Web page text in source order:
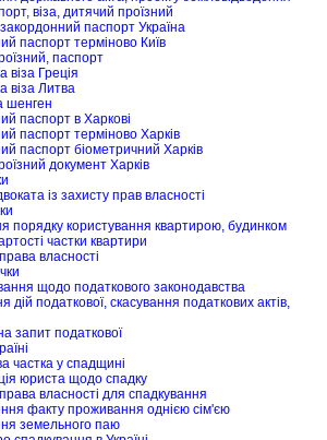
віза, дитячий проїзний
паспорт Україна
паспорт терміново Київ
паспорт
віза Греція
віза Литва
шенген
паспорт в Харкові
паспорт терміново Харків
паспорт біометричний Харків
документ Харків
із захисту прав власності
порядку користування квартирою, будинком
частки квартири
власності
щодо податкового законодавства
дій податкової, скасування податкових актів,
запит податкової
частка у спадщині
юриста щодо спадку
власності для спадкування
факту проживання однією сім'єю
земельного паю